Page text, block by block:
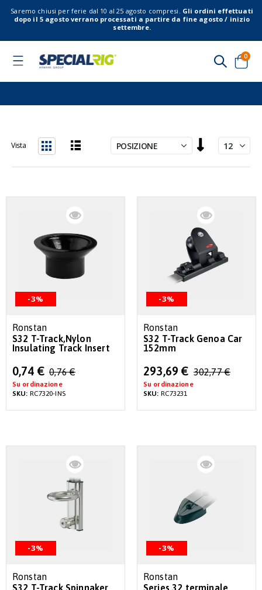
Saremo chiusi per ferie dal 10 al 25 agosto compresi. Gli ordini effettuati
dopo il 5 agosto verrano processati a partire da fine agosto / inizio
settembre.
Toggle
Cart
0
la
direzione
Vista
-3%
Ronstan
S32 T-Track,Nylon
Insulating Track Insert
Special
Price
0,74 € 0,76 €
Su ordinazione
SKU: RC7320-INS
-3%
Ronstan
S32 T-Track Genoa Car
152mm
Special
Price
293,69 € 302,77 €
Su ordinazione
SKU: RC73231
-3%
Ronstan
S32 T-Track Spinnaker
-3%
Ronstan
Series 32 terminale